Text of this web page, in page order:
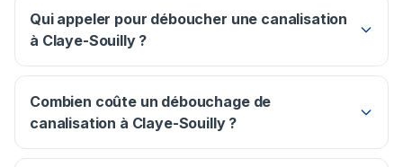
Qui appeler pour déboucher une canalisation
à Claye-Souilly ?
Combien coûte un débouchage de
canalisation à Claye-Souilly ?